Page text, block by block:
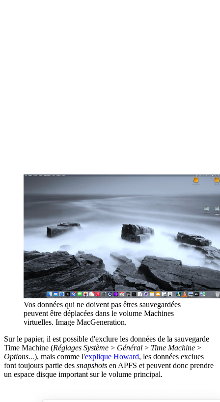
Vos données qui ne doivent pas êtres sauvegardées
peuvent être déplacées dans le volume Machines
virtuelles. Image MacGeneration.
Sur le papier, il est possible d'exclure les données de la sauvegarde
Time Machine (Réglages Système > Général > Time Machine >
Options...), mais comme l'explique Howard, les données exclues
font toujours partie des snapshots en APFS et peuvent donc prendre
un espace disque important sur le volume principal.